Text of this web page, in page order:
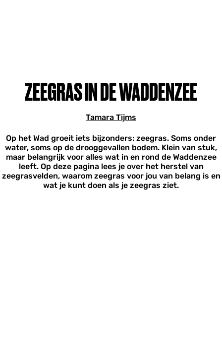
ZEEGRAS IN DE WADDENZEE
Tamara Tijms
Op het Wad groeit iets bijzonders: zeegras. Soms onder
water, soms op de drooggevallen bodem. Klein van stuk,
maar belangrijk voor alles wat in en rond de Waddenzee
leeft. Op deze pagina lees je over het herstel van
zeegrasvelden, waarom zeegras voor jou van belang is en
wat je kunt doen als je zeegras ziet.